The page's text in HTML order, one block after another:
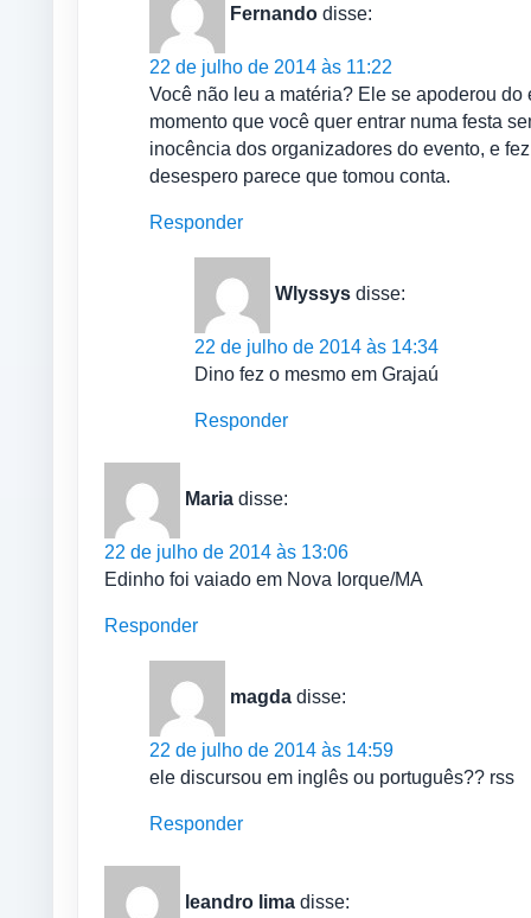
Fernando disse:
22 de julho de 2014 às 11:22
Você não leu a matéria? Ele se apoderou
momento que você quer entrar numa festa
inocência dos organizadores do evento, e
desespero parece que tomou conta.
Responder
Wlyssys disse:
22 de julho de 2014 às 14:34
Dino fez o mesmo em Grajaú
Responder
Maria disse:
22 de julho de 2014 às 13:06
Edinho foi vaiado em Nova Iorque/MA
Responder
magda disse:
22 de julho de 2014 às 14:59
ele discursou em inglês ou português?? rss
Responder
leandro lima disse: